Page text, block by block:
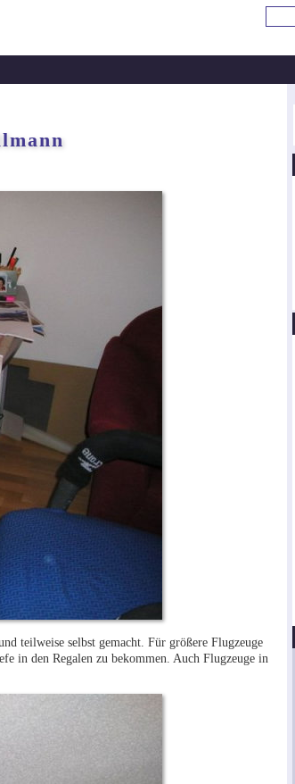
teilweise selbst gemacht. Für größere Flugzeuge
in den Regalen zu bekommen. Auch Flugzeuge in